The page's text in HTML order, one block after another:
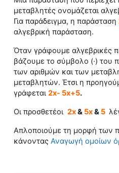
μεταβλητές ονομάζεται
Για παράδειγμα, η παράσταση
αλγεβρική παράσταση.
Όταν γράφουμε αλγεβρικές
βάζουμε το σύμβολο (·) του
των αριθμών και των
μεταβλητών. Έτσι η
γράφεται 2x- 5x+5.
Oι προσθετέοι 2x& 5x& 5
Απλοποιούμε τη μορφή των
κάνοντας Αναγωγή ομοίων